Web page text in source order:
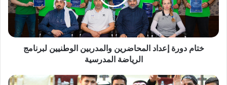
و
ر
إ
د
ختام دورة إعداد المحاضرين والمدربين الوطنيين لبرنامج
الرياضة المدرسية
ش